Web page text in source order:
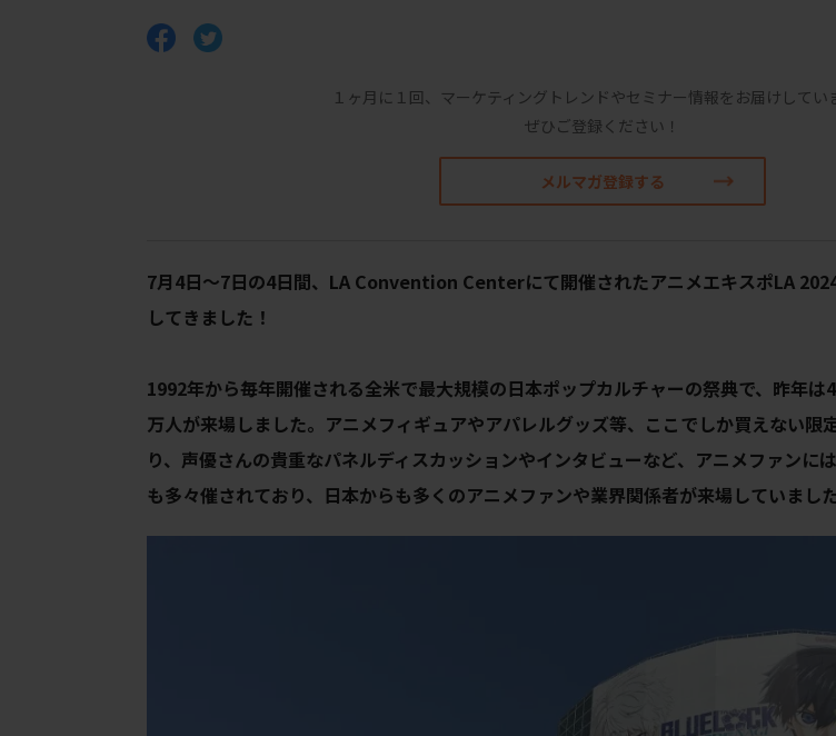
１ヶ月に１回、マーケティングトレンドやセミナー情報をお届けしてい
ぜひご登録ください！
メルマガ登録する
7月4日〜7日の4日間、LA Convention Centerにて開催されたアニメエキスポLA
してきました！
1992年から毎年開催される全米で最大規模の日本ポップカルチャーの祭典で、昨年
万人が来場しました。アニメフィギュアやアパレルグッズ等、ここでしか買えない限
り、声優さんの貴重なパネルディスカッションやインタビューなど、アニメファンに
も多々催されており、日本からも多くのアニメファンや業界関係者が来場していました